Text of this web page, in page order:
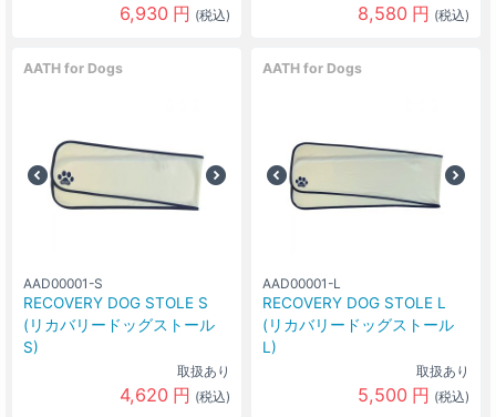
6,930 円 (税込) 8,580 円 (税込)
AATH for Dogs
AAD00001-S
RECOVERY DOG STOLE S
(リカバリードッグストール
S)
取扱あり
4,620 円 (税込)
AATH for Dogs
AAD00001-L
RECOVERY DOG STOLE L
(リカバリードッグストール
L)
取扱あり
5,500 円 (税込)